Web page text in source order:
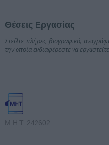
Θέσεις Εργασίας
Στείλτε πλήρες βιογραφικό,
την οποία ενδιαφέρεστε να εργαστείτε
Μ.Η.Τ. 242602